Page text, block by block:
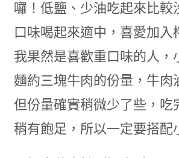
囉！低鹽、少油吃起來比較
口味喝起來適中，喜愛加入
我果然是喜歡重口味的人，
麵約三塊牛肉的份量，牛肉
但份量確實稍微少了些，吃
稍有飽足，所以一定要搭配